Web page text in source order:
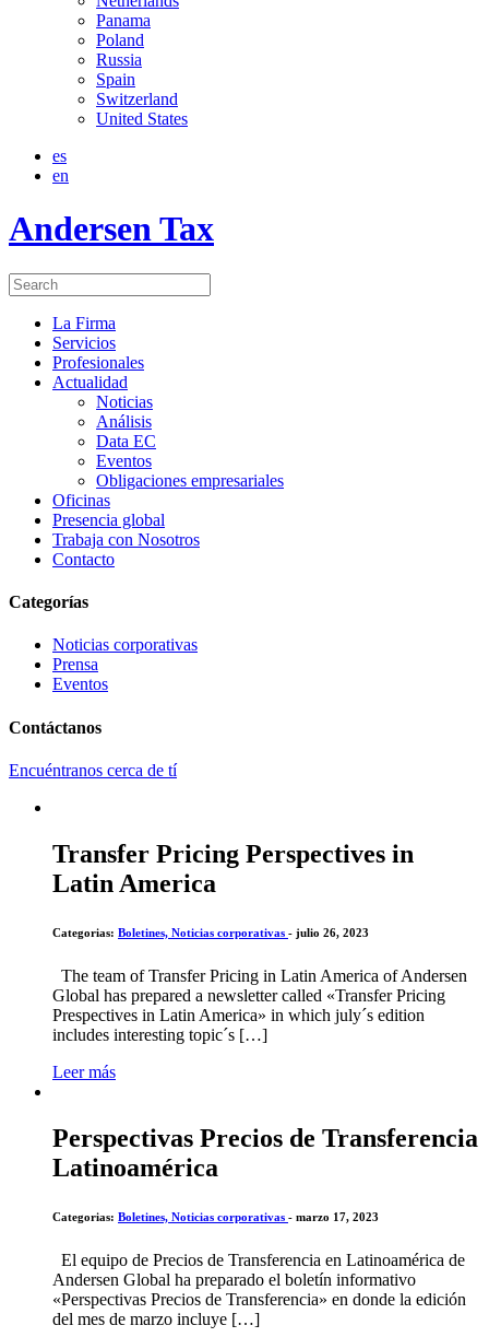
Panama
Poland
Russia
Spain
Switzerland
United States
es
en
Andersen Tax
La Firma
Servicios
Profesionales
Actualidad
Noticias
Análisis
Data EC
Eventos
Obligaciones empresariales
Oficinas
Presencia global
Trabaja con Nosotros
Contacto
Categorías
Noticias corporativas
Prensa
Eventos
Contáctanos
Encuéntranos cerca de tí
Transfer Pricing Perspectives in
Latin America
Categorias: Boletines, Noticias corporativas - julio 26, 2023
The team of Transfer Pricing in Latin America of Andersen
Global has prepared a newsletter called «Transfer Pricing
Prespectives in Latin America» in which july´s edition
includes interesting topic´s […]
Leer más
Perspectivas Precios de Transferencia
Latinoamérica
Categorias: Boletines, Noticias corporativas - marzo 17, 2023
El equipo de Precios de Transferencia en Latinoamérica de
Andersen Global ha preparado el boletín informativo
«Perspectivas Precios de Transferencia» en donde la edición
del mes de marzo incluye […]